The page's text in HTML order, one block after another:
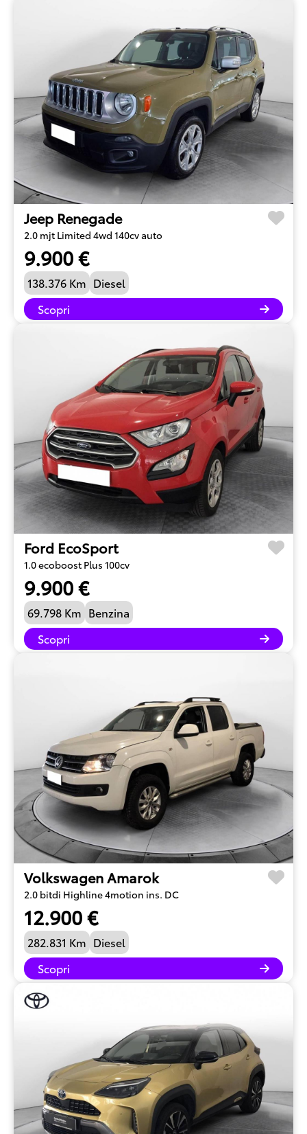
Jeep Renegade
2.0 mjt Limited 4wd 140cv auto
9.900 €
138.376 Km Diesel
Scopri
Ford EcoSport
1.0 ecoboost Plus 100cv
9.900 €
69.798 Km Benzina
Scopri
Volkswagen Amarok
2.0 bitdi Highline 4motion ins. DC
12.900 €
282.831 Km Diesel
Scopri